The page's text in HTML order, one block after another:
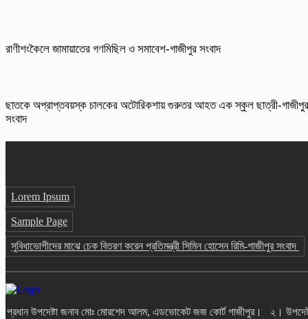
রাণীশংকৈলে জামায়াতের গণমিছিল ও সমাবেশ-গাজীপুর সংবাদ
ছাতকে অপ্রাপ্তবয়স্ক চালকের অটোরিকশায় গুরুতর আহত এক স্কুল ছাত্রী-গাজীপুর
সংবাদ
Lorem Ipsum
Sample Page
সুবিধাভোগীদের মাঝে চেক বিতরণ করেন প্রতিমন্ত্রী সিমিন হোসেন রিমি-গাজীপুর সংবাদ
প্রধান উপদেষ্টা জনাব মোঃ মোরশেদ আলম, এডভোকেট জজ কোর্ট গাজীপুর। ২।